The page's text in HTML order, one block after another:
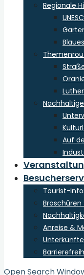
Regionale
Auf
Tourist-
Anreise &
Open Search